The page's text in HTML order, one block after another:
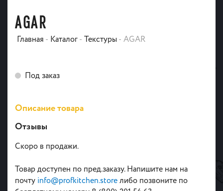
AGAR
Главная - Каталог- Текстуры- AGAR
Под заказ
Описание товара
Отзывы
Скоро в продажи.
Товар доступен по пред.заказу. Напишите нам на
почту info@profkitchen.storeлибо позвоните по